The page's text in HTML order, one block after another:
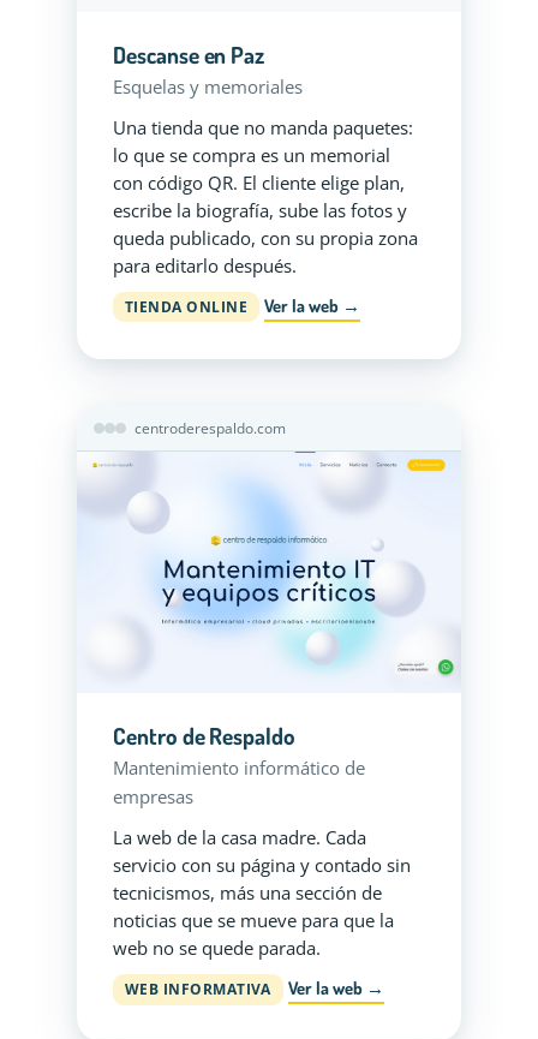
Descanse en Paz
Esquelas y memoriales
Una tienda que no manda paquetes:
lo que se compra es un memorial
con código QR. El cliente elige plan,
escribe la biografía, sube las fotos y
queda publicado, con su propia zona
para editarlo después.
TIENDA ONLINE Ver la web →
centroderespaldo.com
Centro de Respaldo
Mantenimiento informático de
empresas
La web de la casa madre. Cada
servicio con su página y contado sin
tecnicismos, más una sección de
noticias que se mueve para que la
web no se quede parada.
WEB INFORMATIVA Ver la web →